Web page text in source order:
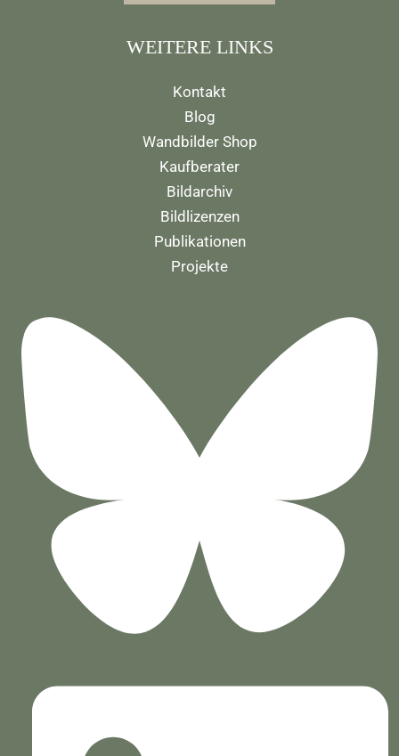
WEITERE LINKS
Kontakt
Blog
Wandbilder Shop
Kaufberater
Bildarchiv
Bildlizenzen
Publikationen
Projekte